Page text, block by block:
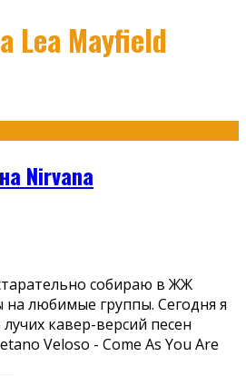
Lea Mayfield
Nirvana
собираю в ЖЖ
любимые группы. Сегодня я
кавер-версий песен
Veloso - Come As You Are